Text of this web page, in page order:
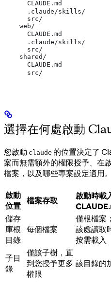
CLAUDE.md
      .claude/skills/
      src/
    web/
CLAUDE.md
      .claude/skills/
      src/
    shared/
CLAUDE.md
      src/
選擇在何處啟動
您啟動 claude 的位置決定了
案而無需額外的權限授予、在
檔案，以及哪些專案設定適用。
啟動
位置
檔案存取
啟動時載
儲存
庫根
目錄
每個檔案
僅根檔案
該處讀取
按需載入
子目
錄
僅該子樹，直
到您授予更多
權限
該目錄的